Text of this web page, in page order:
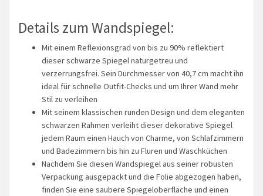
Details zum Wandspiegel:
Mit einem Reflexionsgrad von bis zu 90% reflektiert
dieser schwarze Spiegel naturgetreu und
verzerrungsfrei. Sein Durchmesser von 40,7 cm macht ihn
ideal für schnelle Outfit-Checks und um Ihrer Wand mehr
Stil zu verleihen
Mit seinem klassischen runden Design und dem eleganten
schwarzen Rahmen verleiht dieser dekorative Spiegel
jedem Raum einen Hauch von Charme, von Schlafzimmern
und Badezimmern bis hin zu Fluren und Waschküchen
Nachdem Sie diesen Wandspiegel aus seiner robusten
Verpackung ausgepackt und die Folie abgezogen haben,
finden Sie eine saubere Spiegeloberfläche und einen